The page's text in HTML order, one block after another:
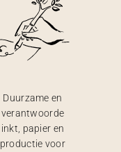
Duurzame en
verantwoorde
inkt, papier en
productie voor